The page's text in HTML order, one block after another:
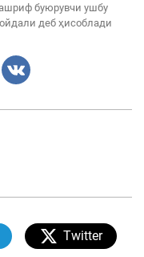
буюрувчи ушбу
деб ҳисоблади
Twitter